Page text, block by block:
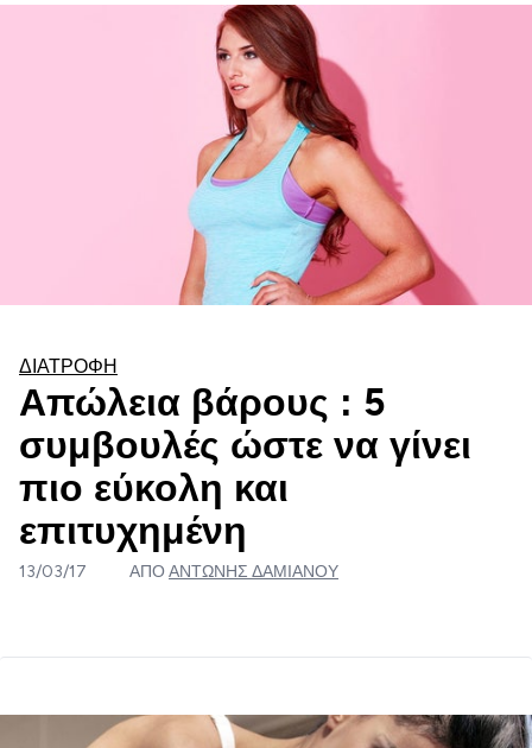
ΔΙΑΤΡΟΦΉ
Απώλεια βάρους : 5
συμβουλές ώστε να γίνει
πιο εύκολη και
επιτυχημένη
13/03/17 ΑΠΌΑΝΤΏΝΗΣ ΔΑΜΙΑΝΟΎ